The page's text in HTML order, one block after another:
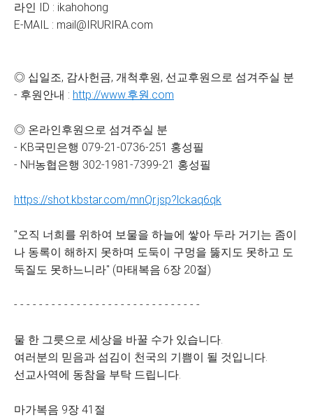
라인 ID : ikahohong
E-MAIL : mail@IRURIRA.com
◎ 십일조, 감사헌금, 개척후원, 선교후원으로 섬겨주실 분
- 후원안내 : http://www.후원.com
◎ 온라인후원으로 섬겨주실 분
- KB국민은행 079-21-0736-251 홍성필
- NH농협은행 302-1981-7399-21 홍성필
https://shot.kbstar.com/mnQr.jsp?lckaq6qk
"오직 너희를 위하여 보물을 하늘에 쌓아 두라 거기는 좀이
나 동록이 해하지 못하며 도둑이 구멍을 뚫지도 못하고 도
둑질도 못하느니라" (마태복음 6장 20절)
- - - - - - - - - - - - - - - - - - - - - - - - - - - - - -
물 한 그릇으로 세상을 바꿀 수가 있습니다.
여러분의 믿음과 섬김이 천국의 기쁨이 될 것입니다.
선교사역에 동참을 부탁 드립니다.
마가복음 9장 41절